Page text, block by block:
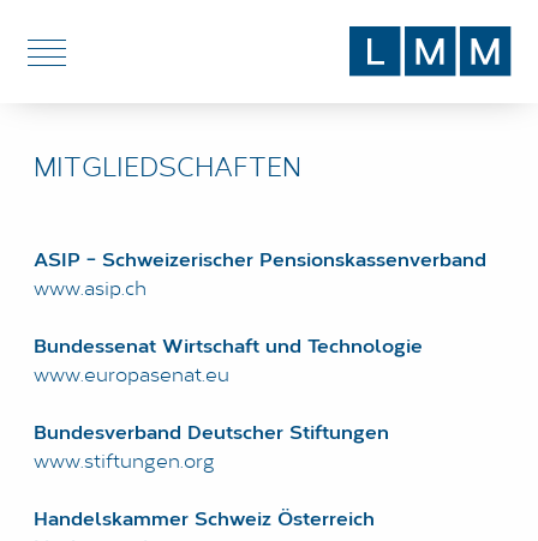
DIENSTLEISTUNGEN
BLOG
ÜBER UNS
MITGLIEDSCHAFTEN
ASIP - Schweizerischer Pensionskassenverband
www.asip.ch
Bundessenat Wirtschaft und Technologie
www.europasenat.eu
Bundesverband Deutscher Stiftungen
www.stiftungen.org
Handelskammer Schweiz Österreich